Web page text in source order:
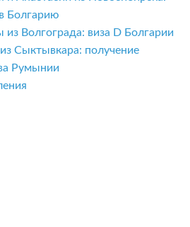
Болгарию
Волгограда: виза D Болгарии
Сыктывкара: получение
Румынии